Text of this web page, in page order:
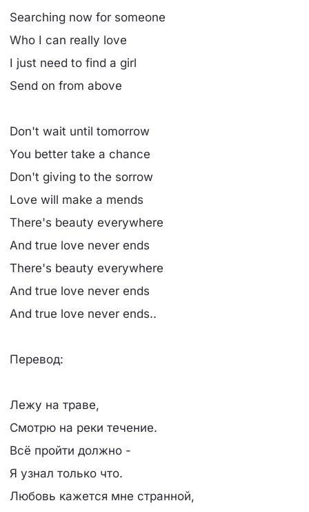
Searching now for someone
Who I can really love
I just need to find a girl
Send on from above
Don't wait until tomorrow
You better take a chance
Don't giving to the sorrow
Love will make a mends
There's beauty everywhere
And true love never ends
There's beauty everywhere
And true love never ends
And true love never ends..
Перевод:
Лежу на траве,
Смотрю на реки течение.
Всё пройти должно -
Я узнал только что.
Любовь кажется мне странной,